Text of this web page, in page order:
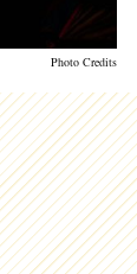
Photo Credits